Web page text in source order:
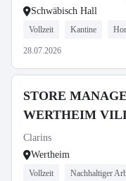
Schwäbisch Hall
Vollzeit Kantine
28.07.2026
STORE
WERTHEIM
Clarins
Wertheim
Vollzeit Nachhaltiger